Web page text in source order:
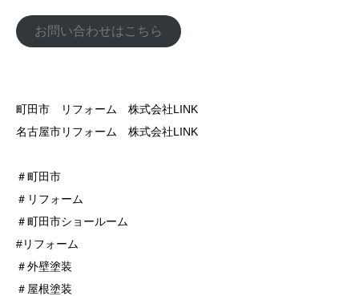
お問い合わせはこちら
町田市 リフォーム 株式会社LINK
名古屋市リフォーム 株式会社LINK
＃町田市
＃リフォーム
＃町田市ショールーム
#リフォーム
＃外壁塗装
＃屋根塗装